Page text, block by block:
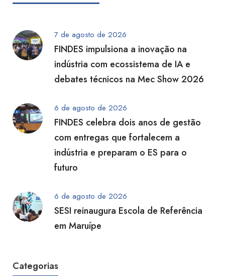
7 de agosto de 2026
FINDES impulsiona a inovação na
indústria com ecossistema de IA e
debates técnicos na Mec Show 2026
6 de agosto de 2026
FINDES celebra dois anos de gestão
com entregas que fortalecem a
indústria e preparam o ES para o
futuro
6 de agosto de 2026
SESI reinaugura Escola de Referência
em Maruípe
Categorias